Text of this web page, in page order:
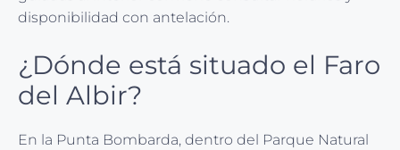
disponibilidad con antelación.
¿Dónde está situado el Faro
del Albir?
En la Punta Bombarda, dentro del Parque Natural